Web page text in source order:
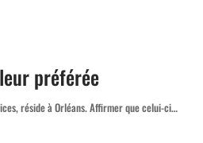
préférée
réside à Orléans. Affirmer que celui-ci…